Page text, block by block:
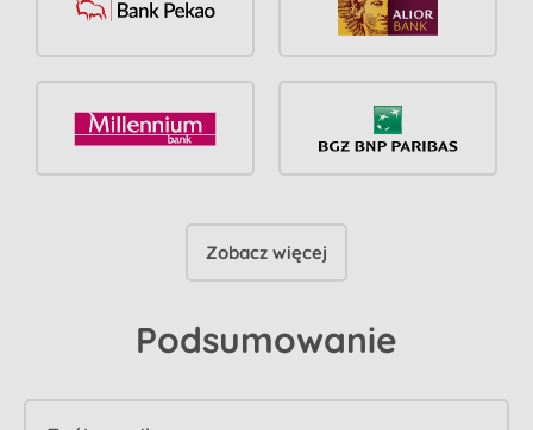
Zobacz więcej
Podsumowanie